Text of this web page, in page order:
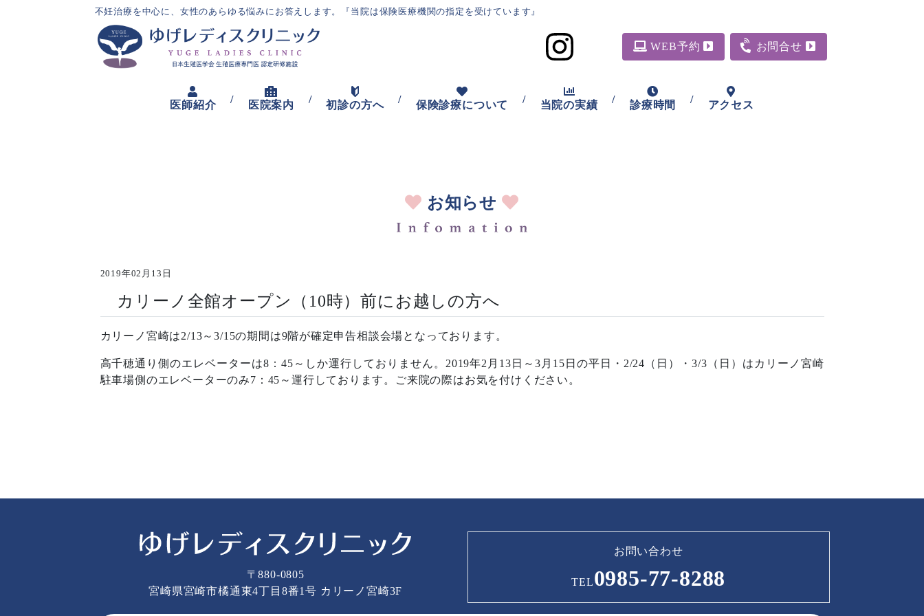
不妊治療を中心に、女性のあらゆる悩みにお答えします。 『当院は保険医療機関の指定を受けています』
WEB予約 お問合せ
医師紹介 / 医院案内 / 初診の方へ / 保険診療について / 当院の実績 / 診療時間 / アクセス
お知らせ
2019年02月13日
カリーノ全館オープン（10時）前にお越しの方へ
カリーノ宮崎は2/13～3/15の期間は9階が確定申告相談会場となっております。
高千穂通り側のエレベーターは8：45～しか運行しておりません。2019年2月13日～3月15日の平日・2/24（日）・3/3（日）はカリーノ宮崎
駐車場側のエレベーターのみ7：45～運行しております。ご来院の際はお気を付けください。
〒880-0805
宮崎県宮崎市橘通東4丁目8番1号 カリーノ宮崎3F
お問い合わせ
TEL0985-77-8288